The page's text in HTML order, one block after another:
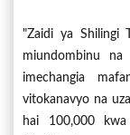
"Zaidi ya Shilingi
miundombinu
imechangia
vitokanavyo na
hai 100,000